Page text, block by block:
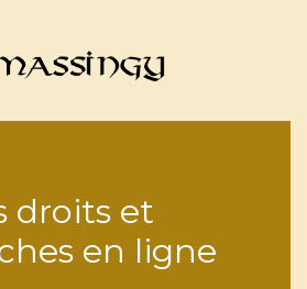
droits et
en ligne